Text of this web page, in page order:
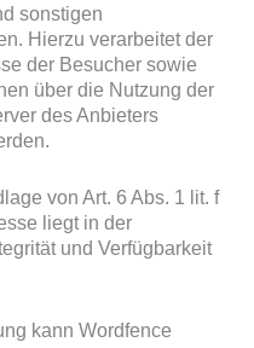
sonstigen
Hierzu verarbeitet der
der Besucher sowie
über die Nutzung der
des Anbieters
von Art. 6 Abs. 1 lit. f
liegt in der
und Verfügbarkeit
kann Wordfence